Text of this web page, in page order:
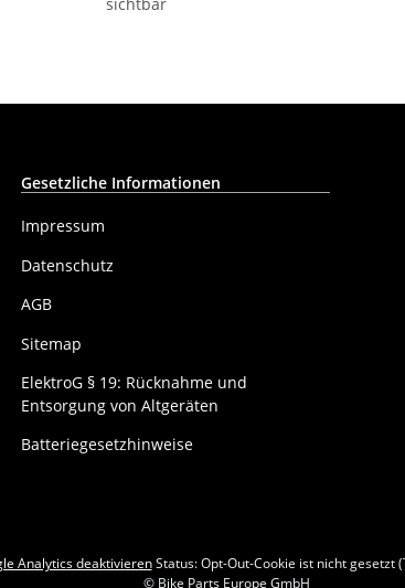
Gesetzliche Informationen
Impressum
Datenschutz
AGB
Sitemap
ElektroG § 19: Rücknahme und
Entsorgung von Altgeräten
Batteriegesetzhinweise
Analytics deaktivieren Status: Opt-Out-Cookie ist nicht gesetzt
© Bike Parts Europe GmbH